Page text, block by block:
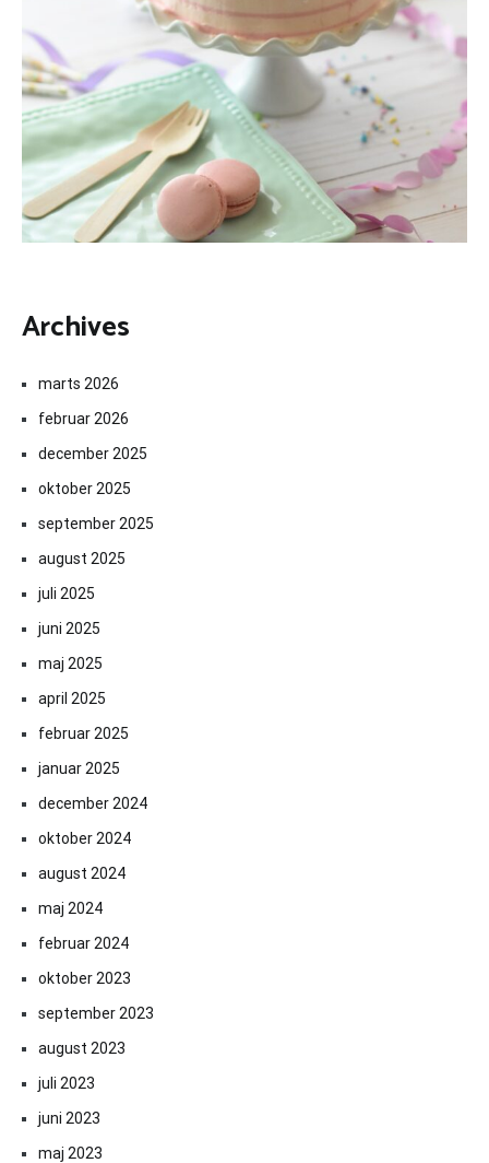
Archives
marts 2026
februar 2026
december 2025
oktober 2025
september 2025
august 2025
juli 2025
juni 2025
maj 2025
april 2025
februar 2025
januar 2025
december 2024
oktober 2024
august 2024
maj 2024
februar 2024
oktober 2023
september 2023
august 2023
juli 2023
juni 2023
maj 2023